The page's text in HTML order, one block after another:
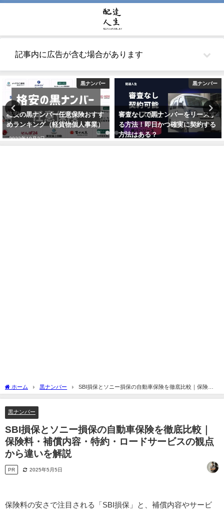
記事内に広告が含む場合があります
黒ナンバー
格安の黒ナンバー任意保険おすす
めランキング（軽貨物個人事業）
2022年10月2日
黒ナンバー
審査なしで黒ナンバーをリースす
る方法！即日かつ確実に契約する
方法はある？
ホーム 黒ナンバー
SBI損保とソニー損保の自動車保険を徹底比較｜保険
料・補償内容・特約・ロードサービスの観点から違いを解説
黒ナンバー
SBI損保とソニー損保の自動車保険を徹底比較｜
保険料・補償内容・特約・ロードサービスの観点
から違いを解説
PR 2025年5月5日
保険料の安さで注目される「SBI損保」と、補償内容やサービ